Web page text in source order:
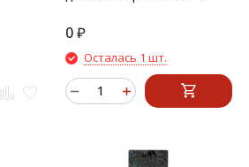
0₽
Осталась 1 шт.